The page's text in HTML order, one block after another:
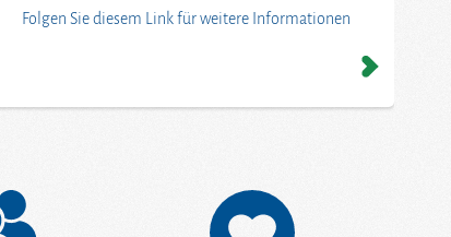
Folgen Sie diesem Link für weitere Informationen